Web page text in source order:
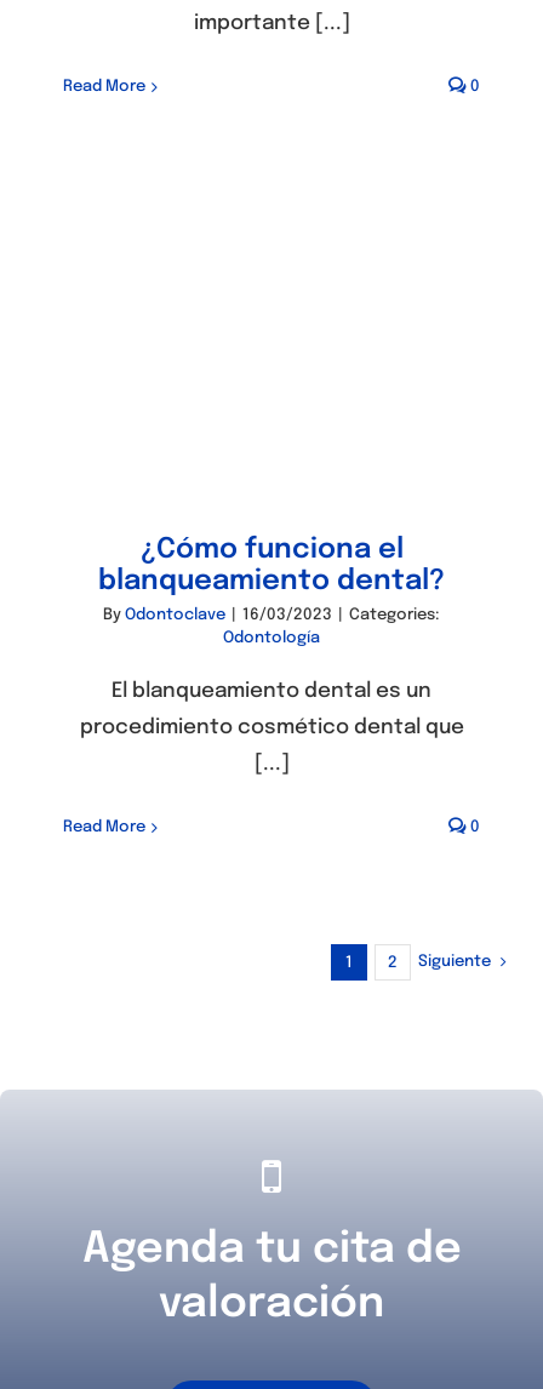
importante [...]
Read More 0
¿Cómo funciona el
blanqueamiento dental?
By Odontoclave 16/03/2023
Categories:
Odontología
El blanqueamiento dental es un
procedimiento cosmético dental que
[...]
Read More 0
1 2 Siguiente
Agenda tu cita de
valoración